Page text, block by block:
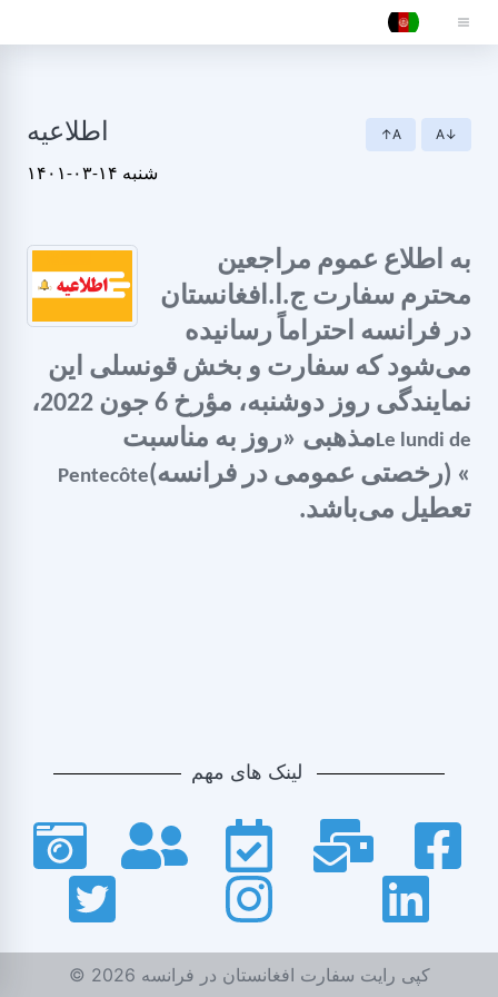
اطلاعیه ↑A A↓
۱۴۰۱-۰۳-۱۴ شنبه
به اطلاع عموم مراجعین
محترم سفارت ج.ا.افغانستان
در فرانسه احتراماً رسانیده
می‌شود که سفارت و بخش قونسلی این
نمایندگی روز دوشنبه، مؤرخ 6 جون 2022،
به مناسبت روزمذهبی «Le lundi de
Pentecôte» (رخصتی عمومی در فرانسه)
تعطیل می‌باشد.
© کپی رایت سفارت افغانستان در فرانسه 2026